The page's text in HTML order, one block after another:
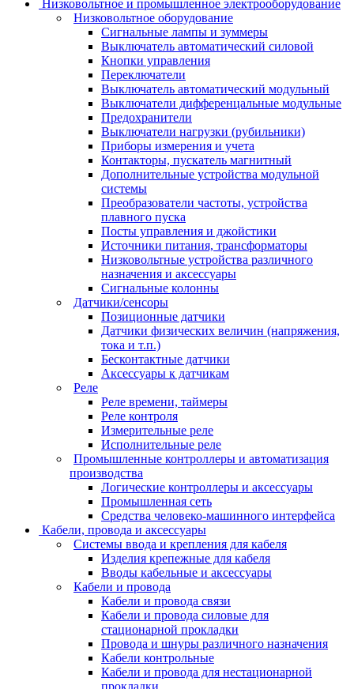
Низковольтное и промышленное электрооборудование
Низковольтное оборудование
Сигнальные лампы и зуммеры
Выключатель автоматический силовой
Кнопки управления
Переключатели
Выключатель автоматический модульный
Выключатели дифференцальные модульные
Предохранители
Выключатели нагрузки (рубильники)
Приборы измерения и учета
Контакторы, пускатель магнитный
Дополнительные устройства модульной
системы
Преобразователи частоты, устройства
плавного пуска
Посты управления и джойстики
Источники питания, трансформаторы
Низковольтные устройства различного
назначения и аксессуары
Сигнальные колонны
Датчики/сенсоры
Позиционные датчики
Датчики физических величин (напряжения,
тока и т.п.)
Бесконтактные датчики
Аксессуары к датчикам
Реле
Реле времени, таймеры
Реле контроля
Измерительные реле
Исполнительные реле
Промышленные контроллеры и автоматизация
производства
Логические контроллеры и аксессуары
Промышленная сеть
Средства человеко-машинного интерфейса
Кабели, провода и аксессуары
Системы ввода и крепления для кабеля
Изделия крепежные для кабеля
Вводы кабельные и аксессуары
Кабели и провода
Кабели и провода связи
Кабели и провода силовые для
стационарной прокладки
Провода и шнуры различного назначения
Кабели контрольные
Кабели и провода для нестационарной
прокладки